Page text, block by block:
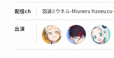
配信ch 羽渦ミウネル -Miuneru Haneuzu-
出演